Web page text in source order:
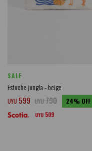
SALE
Estuche jungla - beige
UYU 599 UYU790 24
UYU 509